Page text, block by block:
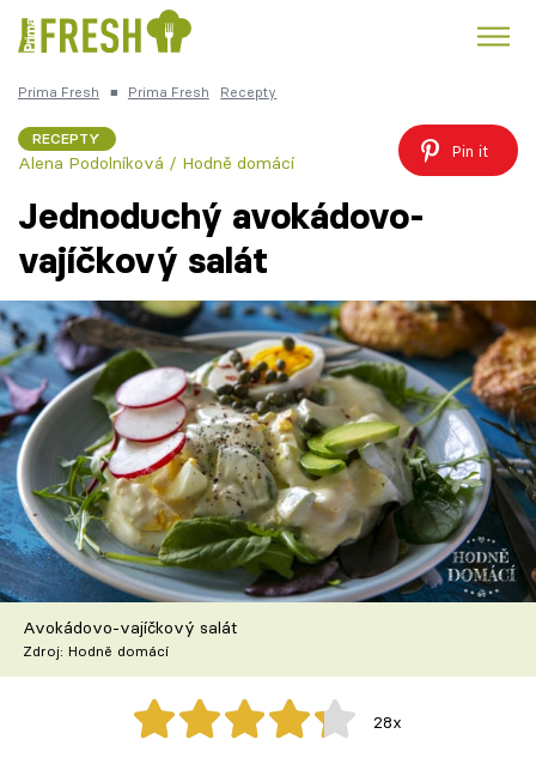
Česká kuchyně Čokoláda
Témata
Recepty
Články
TV Program
Škola vaření
Recepty z TV
Speciál: Cuketa
Těhotnej kuchař
Prima Fresh ■ Prima Fresh Recepty
RECEPTY
Alena Podolníková / Hodně domácí
Pin it
Jednoduchý avokádovo-
vajíčkový salát
Avokádovo-vajíčkový salát
Zdroj: Hodně domácí
28x